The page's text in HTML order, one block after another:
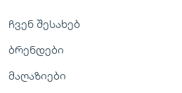
ჩვენ შესახებ
ბრენდები
მაღაზიები